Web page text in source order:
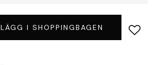
LÄGG I SHOPPINGBAGEN